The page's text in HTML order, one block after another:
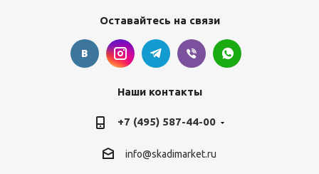
Оставайтесь на связи
Наши контакты
+7 (495) 587-44-00
info@skadimarket.ru